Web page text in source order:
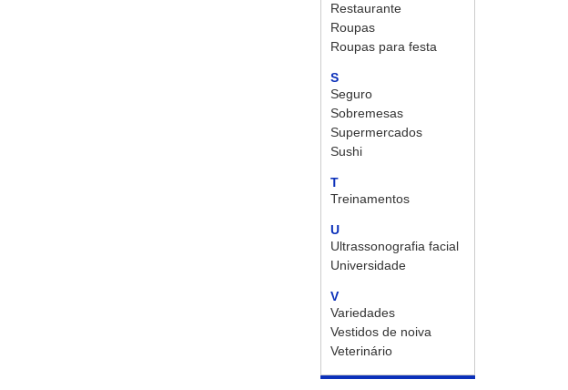
Restaurante
Roupas
Roupas para festa
S
Seguro
Sobremesas
Supermercados
Sushi
T
Treinamentos
U
Ultrassonografia facial
Universidade
V
Variedades
Vestidos de noiva
Veterinário